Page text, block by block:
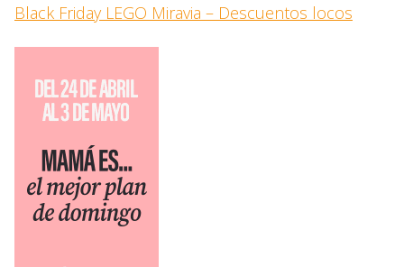
Black Friday LEGO Miravia – Descuentos locos